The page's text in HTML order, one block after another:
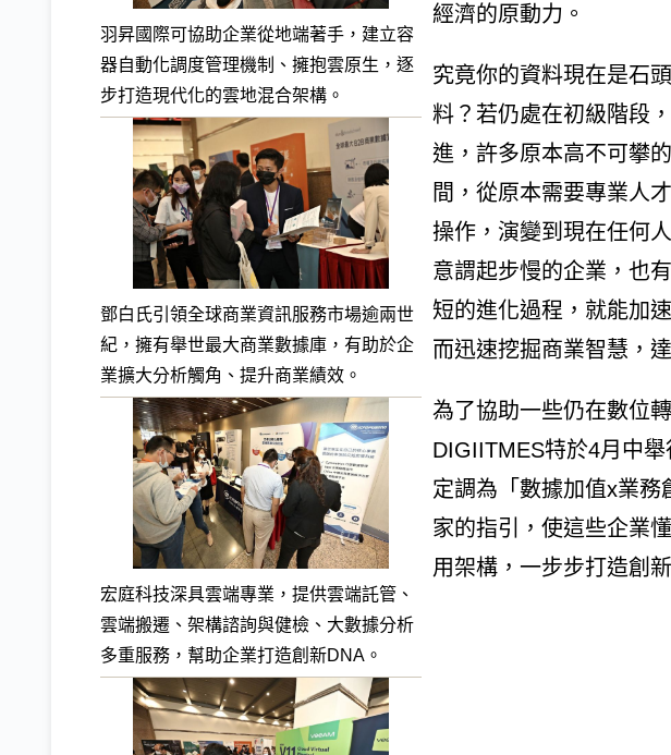
羽昇國際可協助企業從地端著手，建立容
器自動化調度管理機制、擁抱雲原生，逐
步打造現代化的雲地混合架構。
鄧白氏引領全球商業資訊服務市場逾兩世
紀，擁有舉世最大商業數據庫，有助於企
業擴大分析觸角、提升商業績效。
宏庭科技深具雲端專業，提供雲端託管、
雲端搬遷、架構諮詢與健檢、大數據分析
多重服務，幫助企業打造創新DNA。
經濟的原動力。
究竟你的資料現在是石
料？若仍處在初級階段
進，許多原本高不可攀
間，從原本需要專業人
操作，演變到現在任何
意謂起步慢的企業，也
短的進化過程，就能加
而迅速挖掘商業智慧，
為了協助一些仍在數位
DIGIITMES特於4月中
定調為「數據加值x業務
家的指引，使這些企業
用架構，一步步打造創